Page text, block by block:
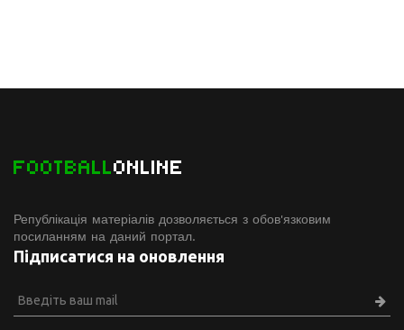
FOOTBALLONLINE
Републікація матеріалів дозволяється з обов'язковим
посиланням на даний портал.
Підписатися на оновлення